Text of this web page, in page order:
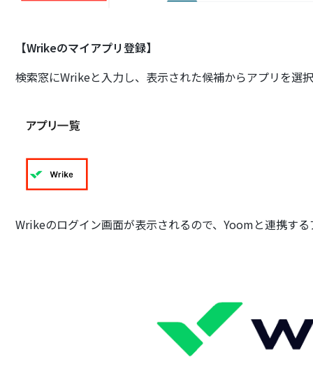
【Wrikeのマイアプリ登録】
検索窓にWrikeと入力し、表示された候補からアプリを選
Wrikeのログイン画面が表示されるので、Yoomと連携す